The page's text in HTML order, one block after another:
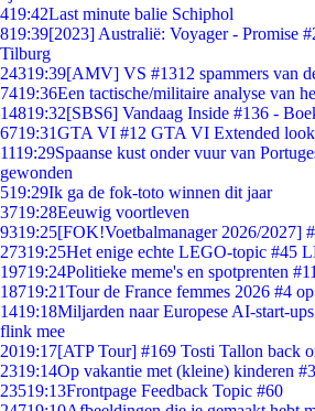
419:42Last minute balie Schiphol
819:39[2023] Australië: Voyager - Promise
Tilburg
24319:39[AMV] VS #1312 spammers van
7419:36Een tactische/militaire analyse van
14819:32[SBS6] Vandaag Inside #136 -
6719:31GTA VI #12 GTA VI Extended
1119:29Spaanse kust onder vuur van
gewonden
519:29Ik ga de fok-toto winnen dit jaar
3719:28Eeuwig voortleven
9319:25[FOK!Voetbalmanager 2026/2027]
27319:25Het enige echte LEGO-topic #45
19719:24Politieke meme's en spotprenten #11
18719:21Tour de France femmes 2026 #4
1419:18Miljarden naar Europese AI-start-
flink mee
2019:17[ATP Tour] #169 Tosti Tallon back
2319:14Op vakantie met (kleine) kinderen
23519:13Frontpage Feedback Topic #60